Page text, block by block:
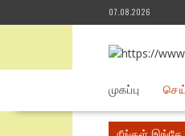
to
07.08.2026
முகப்பு